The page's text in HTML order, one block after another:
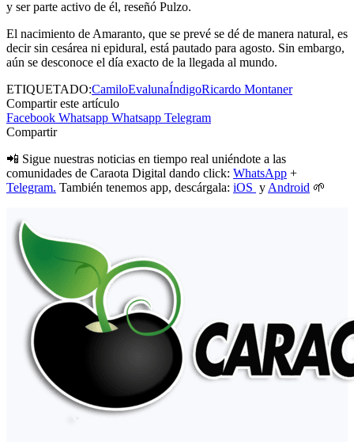
y ser parte activo de él, reseñó Pulzo.
El nacimiento de Amaranto, que se prevé se dé de manera natural, es
decir sin cesárea ni epidural, está pautado para agosto. Sin embargo,
aún se desconoce el día exacto de la llegada al mundo.
ETIQUETADO:CamiloEvalunaÍndigoRicardo Montaner
Compartir este artículo
Facebook Whatsapp Whatsapp Telegram
Compartir
📲 Sigue nuestras noticias en tiempo real uniéndote a las
comunidades de Caraota Digital dando click: WhatsApp +
Telegram. También tenemos app, descárgala: iOS y Android 🌱